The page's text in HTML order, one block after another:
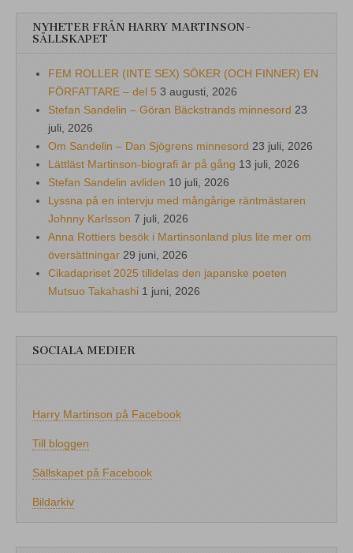
NYHETER FRÅN HARRY MARTINSON-
SÄLLSKAPET
FEM ROLLER (INTE SEX) SÖKER (OCH FINNER) EN
FÖRFATTARE – del 5 3 augusti, 2026
Stefan Sandelin – Göran Bäckstrands minnesord 23
juli, 2026
Om Sandelin – Dan Sjögrens minnesord 23 juli, 2026
Lättläst Martinson-biografi är på gång 13 juli, 2026
Stefan Sandelin avliden 10 juli, 2026
Lyssna på en intervju med mångårige räntmästaren
Johnny Karlsson 7 juli, 2026
Anna Rottiers besök i Martinsonland plus lite mer om
översättningar 29 juni, 2026
Cikadapriset 2025 tilldelas den japanske poeten
Mutsuo Takahashi 1 juni, 2026
SOCIALA MEDIER
Harry Martinson på Facebook
Till bloggen
Sällskapet på Facebook
Bildarkiv